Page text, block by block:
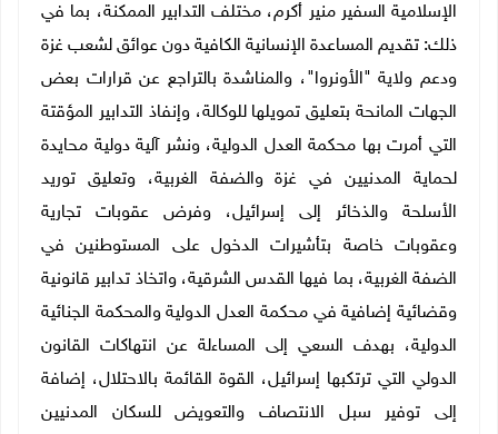
الإسلامية السفير منير أكرم، مختلف التدابير الممكنة، بما في
ذلك: تقديم المساعدة الإنسانية الكافية دون عوائق لشعب غزة
ودعم ولاية "الأونروا"، والمناشدة بالتراجع عن قرارات بعض
الجهات المانحة بتعليق تمويلها للوكالة، وإنفاذ التدابير المؤقتة
التي أمرت بها محكمة العدل الدولية، ونشر آلية دولية محايدة
لحماية المدنيين في غزة والضفة الغربية، وتعليق توريد
الأسلحة والذخائر إلى إسرائيل، وفرض عقوبات تجارية
وعقوبات خاصة بتأشيرات الدخول على المستوطنين في
الضفة الغربية، بما فيها القدس الشرقية، واتخاذ تدابير قانونية
وقضائية إضافية في محكمة العدل الدولية والمحكمة الجنائية
الدولية، بهدف السعي إلى المساءلة عن انتهاكات القانون
الدولي التي ترتكبها إسرائيل، القوة القائمة بالاحتلال، إضافة
إلى توفير سبل الانتصاف والتعويض للسكان المدنيين